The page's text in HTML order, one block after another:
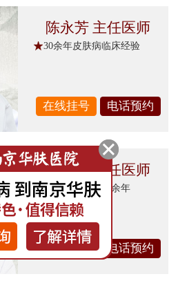
陈永芳 主任医师
30余年皮肤病临床经验
在线挂号 电话预约
张勇 副主任医师
从事皮肤诊疗30余年
在线挂号 电话预约